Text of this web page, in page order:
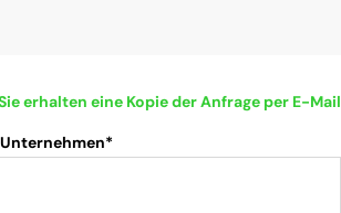
erhalten eine Kopie der Anfrage per E-Mail